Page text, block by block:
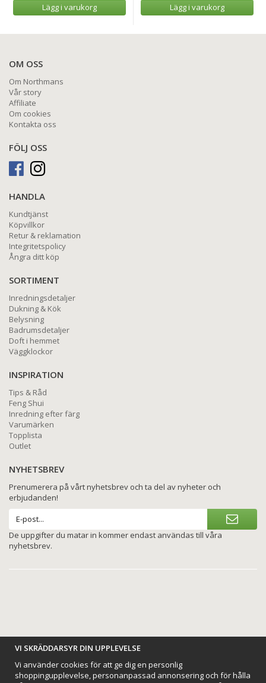
Lägg i varukorg Lägg i varukorg
OM OSS
Om Northmans
Vår story
Affiliate
Om cookies
Kontakta oss
FÖLJ OSS
HANDLA
Kundtjänst
Köpvillkor
Retur & reklamation
Integritetspolicy
Ångra ditt köp
SORTIMENT
Inredningsdetaljer
Dukning & Kök
Belysning
Badrumsdetaljer
Doft i hemmet
Väggklockor
INSPIRATION
Tips & Råd
Feng Shui
Inredning efter färg
Varumärken
Topplista
Outlet
NYHETSBREV
Prenumerera på vårt nyhetsbrev och ta del av nyheter och
erbjudanden!
De uppgifter du matar in kommer endast användas till våra
nyhetsbrev.
BETALNINGSALTERNATIV
VI SKRÄDDARSYR DIN UPPLEVELSE
Vi använder cookies för att ge dig en personlig
shoppingupplevelse, personanpassad annonsering och för hålla